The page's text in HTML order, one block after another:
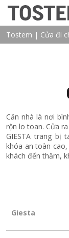
Tostem | Cửa đi
Căn nhà là nơi
rộn lo toan. Cửa
GIESTA trang bị
khóa an toàn
khách đến thăm,
Giesta
TOSTEM